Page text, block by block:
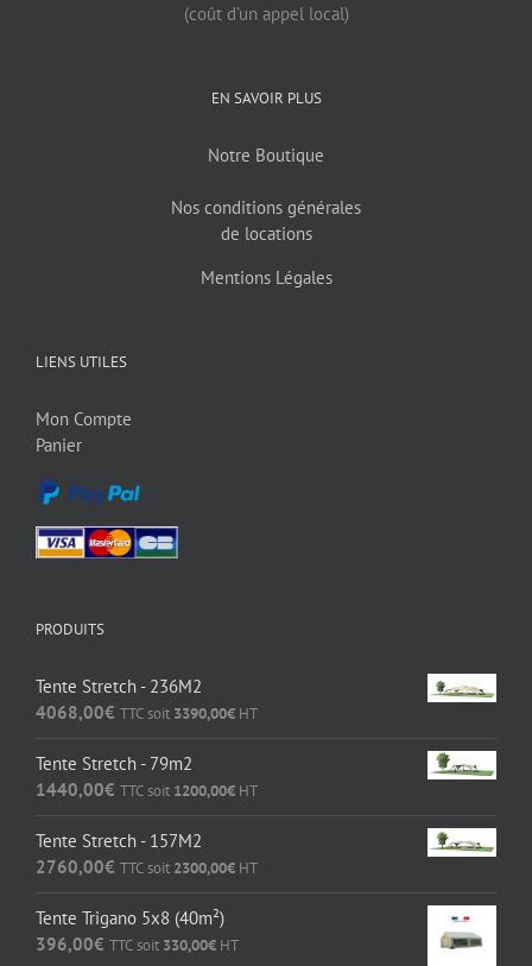
(coût d’un appel local)
EN SAVOIR PLUS
Notre Boutique
Nos conditions générales
de locations
Mentions Légales
LIENS UTILES
Mon Compte
Panier
PRODUITS
Tente Stretch - 236M2
4068,00€ TTC soit 3390,00€ HT
Tente Stretch - 79m2
1440,00€ TTC soit 1200,00€ HT
Tente Stretch - 157M2
2760,00€ TTC soit 2300,00€ HT
Tente Trigano 5x8 (40m²)
396,00€ TTC soit 330,00€ HT